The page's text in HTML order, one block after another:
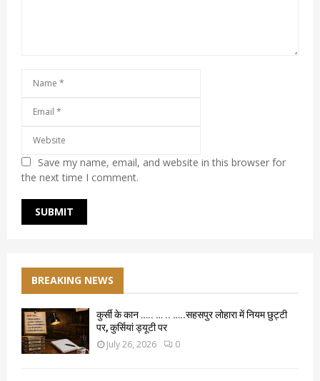
Save my name, email, and website in this browser for
the next time I comment.
BREAKING NEWS
कुर्सी के कान ….. … .. …..सहसपुर लोहारा में नियम छुट्टी
पर, कुर्सियां ड्यूटी पर
July 26, 2026 0